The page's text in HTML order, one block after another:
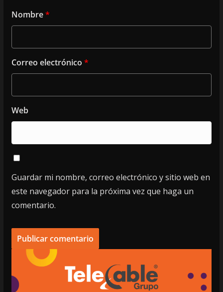
Nombre*
Correo electrónico *
Web
Guardar mi nombre, correo electrónico y sitio web en
este navegador para la próxima vez que haga un
comentario.